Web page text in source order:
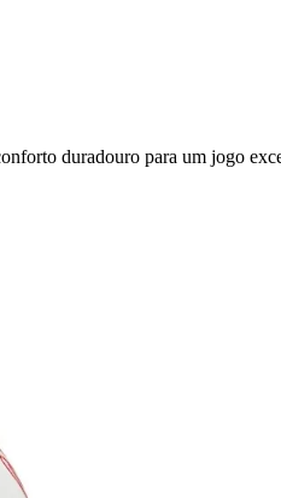
duradouro para um jogo